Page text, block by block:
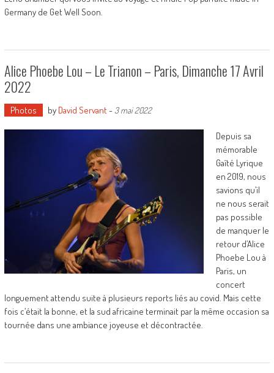
Germany de Get Well Soon.
Alice Phoebe Lou – Le Trianon – Paris, Dimanche 17 Avril
2022
Photos by David Servant- 3 mai 2022
Depuis sa
mémorable
Gaîté Lyrique
en 2019, nous
savions qu’il
ne nous serait
pas possible
de manquer le
retour d’Alice
Phoebe Lou à
Paris, un
concert
longuement attendu suite à plusieurs reports liés au covid. Mais cette
fois c’était la bonne, et la sud africaine terminait par la même occasion sa
tournée dans une ambiance joyeuse et décontractée.